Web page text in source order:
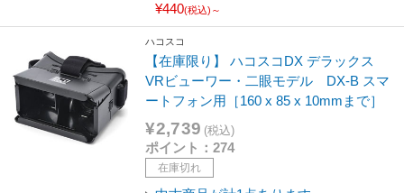
¥440(税込)～
ハコスコ
【在庫限り】 ハコスコDX デラックス
VRビューワー・二眼モデル DX-B スマ
ートフォン用［160 x 85 x 10mmまで］
¥2,739 (税込)
ポイント：274
在庫切れ